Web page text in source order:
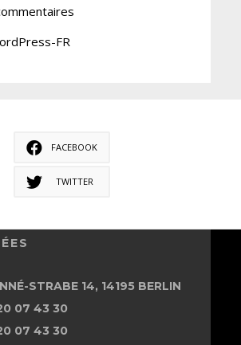
FR
FACEBOOK
TWITTER
STRABE 14, 14195 BERLIN
07 43 30
07 43 30